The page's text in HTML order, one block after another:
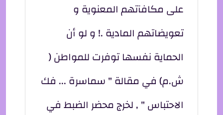
على مكافآتهم المعنوية و
تعويضاتهم المادية .! و لو أن
الحماية نفسها توفرت للمواطن (
ش.م) في مقالة " سماسرة ... فك
الاحتباس " , لخرج محضر الضبط في